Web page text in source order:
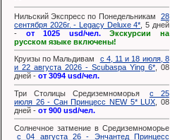
Нильский Экспресс по Понедельникам
28
сентября 2026г. - Legacy Deluxe 4* , 5 дней
- от 1025 usd/чел.
Экскурсии на
русском языке включены!
Круизы по Мальдивам
с 4, 11 и 18 июля, 8
и 22 августа 2026 - Scubaspa Ying 6*, 08
дней - от 3094 usd/чел.
Три Столицы Средиземноморья
с 25
июля 26 - Сан Принцесс NEW 5* LUX , 08
дней - от 900 usd/чел.
Солнечное затмение в Средиземноморье
с 04 августа 26 - Энчантед Принцесс